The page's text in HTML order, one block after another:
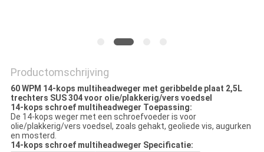
Productomschrijving
60 WPM 14-kops multiheadweger met geribbelde plaat 2,5L
trechters SUS 304 voor olie/plakkerig/vers voedsel
14-kops schroef multiheadweger Toepassing:
De 14-kops weger met een schroefvoeder is voor
olie/plakkerig/vers voedsel, zoals gehakt, geoliede vis, augurken
en mosterd.
14-kops schroef multiheadweger Specificatie: